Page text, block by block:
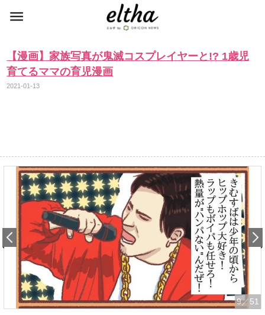
【漫画】家族写真が鬼滅コスプレイヤーと!? 1歳児
育てるママの育児漫画
2021-01-13
9／51